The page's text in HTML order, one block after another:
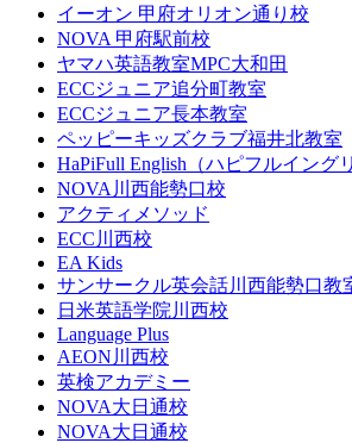
イーオン 甲府オリオン通り校
NOVA 甲府駅前校
ヤマハ英語教室MPC大和田
ECCジュニア追分町教室
ECCジュニア長本教室
ペッピーキッズクラブ福井北教室
HaPiFull English（ハピフルイング
NOVA川西能勢口校
アクティメソッド
ECC川西校
EA Kids
サンサークル英会話川西能勢口教
日米英語学院川西校
Language Plus
AEON川西校
英検アカデミー
NOVA大日通校
NOVA大日通校